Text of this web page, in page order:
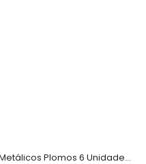
Juego de Yases Metálicos Plomos 6 Unidades + Pelota de Goma (En Bolsita Lista para Regalar)